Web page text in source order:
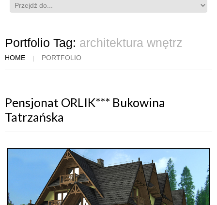
Portfolio Tag: architektura wnętrz
HOME PORTFOLIO
Pensjonat ORLIK*** Bukowina
Tatrzańska